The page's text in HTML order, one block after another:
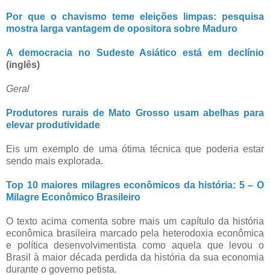
Por que o chavismo teme eleições limpas: pesquisa
mostra larga vantagem de opositora sobre Maduro
A democracia no Sudeste Asiático está em declínio
(inglês)
Geral
Produtores rurais de Mato Grosso usam abelhas para
elevar produtividade
Eis um exemplo de uma ótima técnica que poderia estar
sendo mais explorada.
Top 10 maiores milagres econômicos da história: 5 – O
Milagre Econômico Brasileiro
O texto acima comenta sobre mais um capítulo da história
econômica brasileira marcado pela heterodoxia econômica
e política desenvolvimentista como aquela que levou o
Brasil à maior década perdida da história da sua economia
durante o governo petista.